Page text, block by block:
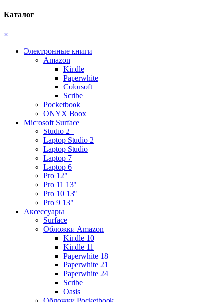
Каталог
×
Электронные книги
Amazon
Kindle
Paperwhite
Colorsoft
Scribe
Pocketbook
ONYX Boox
Microsoft Surface
Studio 2+
Laptop Studio 2
Laptop Studio
Laptop 7
Laptop 6
Pro 12"
Pro 11 13"
Pro 10 13"
Pro 9 13"
Аксессуары
Surface
Обложки Amazon
Kindle 10
Kindle 11
Paperwhite 18
Paperwhite 21
Paperwhite 24
Scribe
Oasis
Обложки Pocketbook